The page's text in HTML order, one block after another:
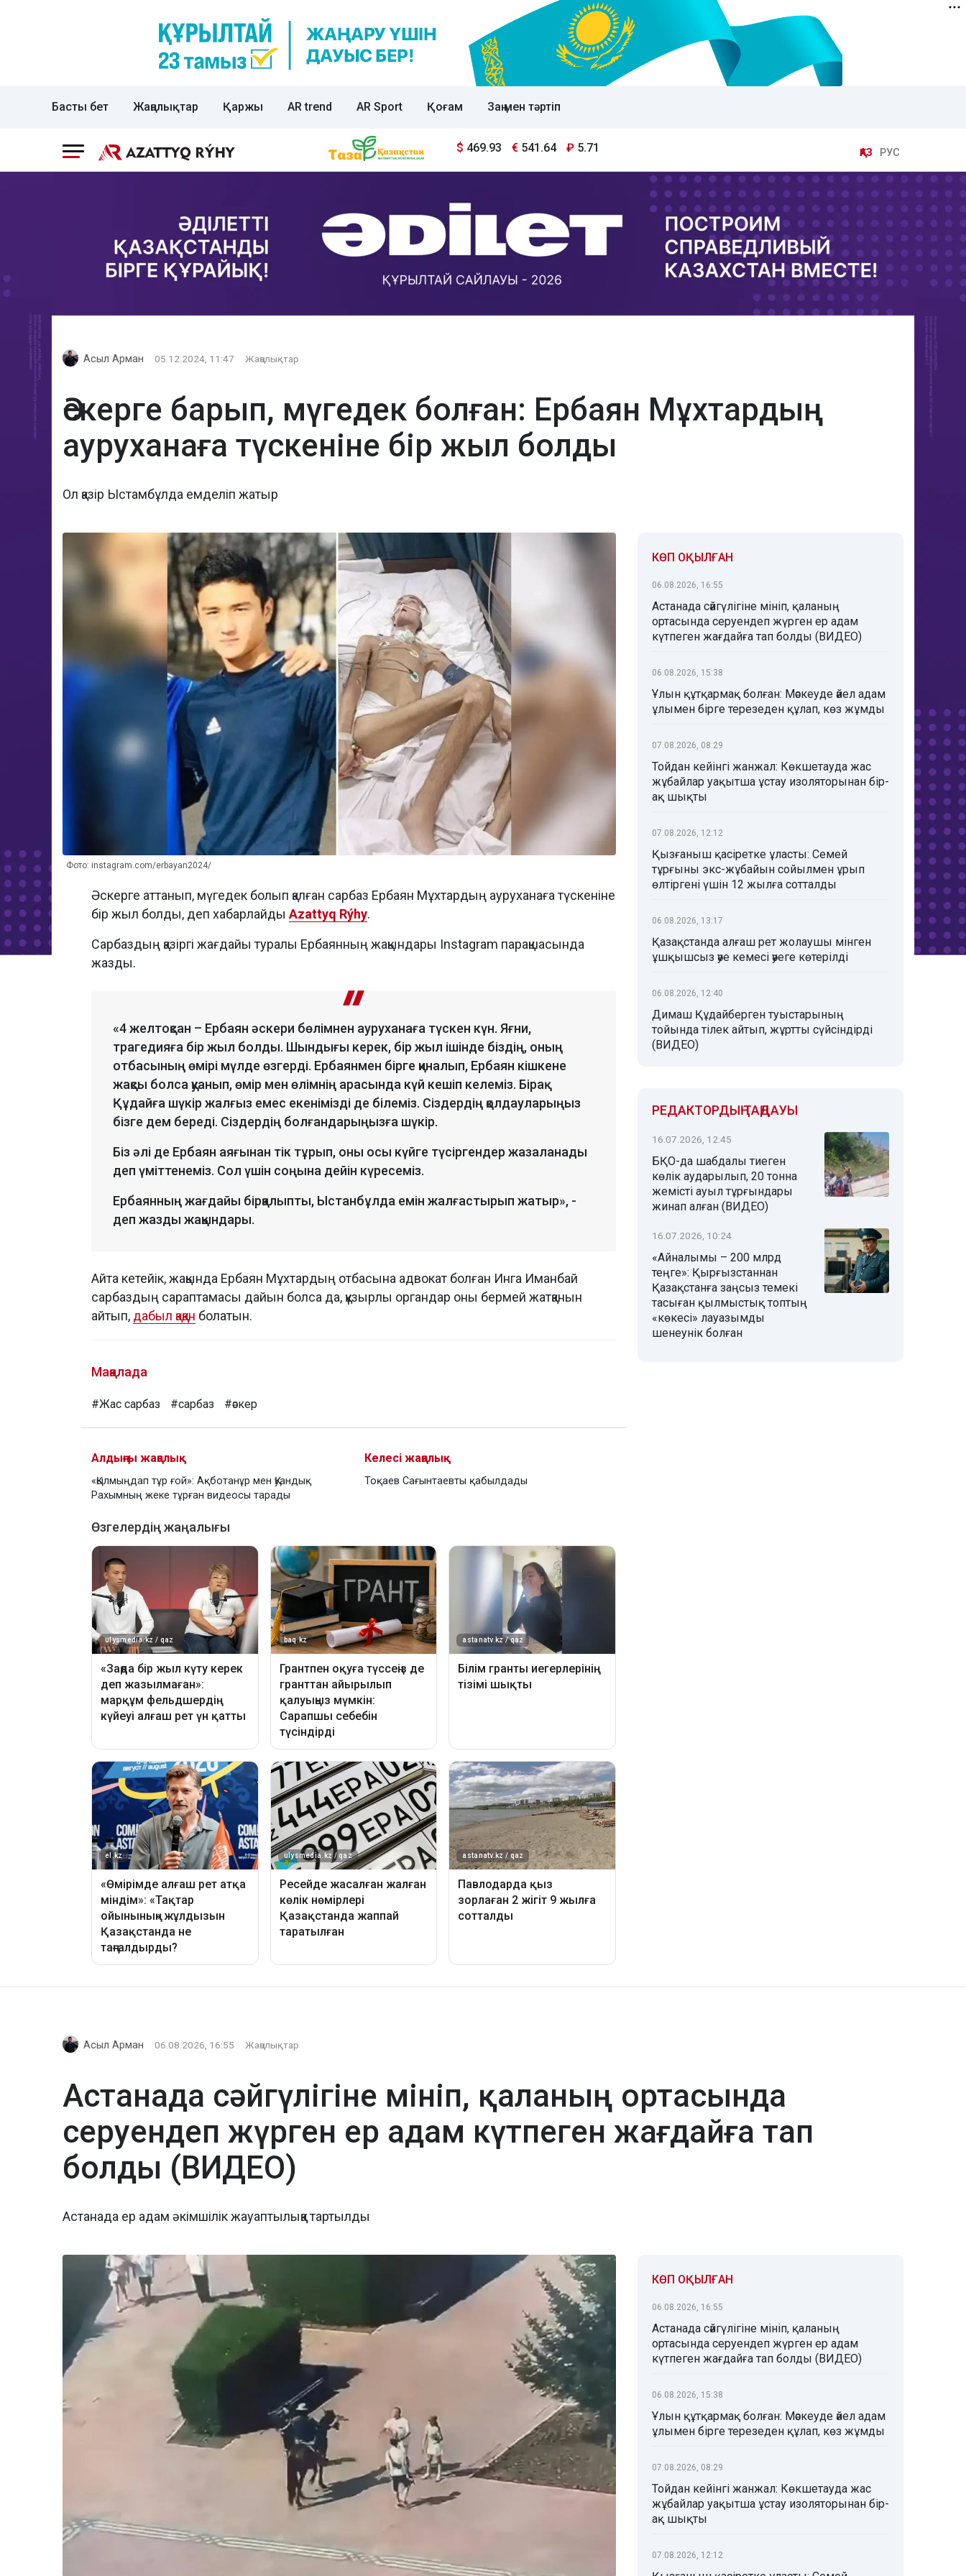
Басты бет Жаңалықтар Қаржы AR trend AR Sport Қоғам Заң мен тәртіп
$ 469.93 € 541.64 ₽ 5.71 ҚАЗ РУС
Асыл Арман 05.12.2024, 11:47 Жаңалықтар
Әскерге барып, мүгедек болған: Ербаян Мұхтардың
ауруханаға түскеніне бір жыл болды
Ол қазір Ыстамбұлда емделіп жатыр
Фото: instagram.com/erbayan2024/
Әскерге аттанып, мүгедек болып қалған сарбаз Ербаян Мұхтардың ауруханаға түскеніне
бір жыл болды, деп хабарлайды Azattyq Rýhy.
Сарбаздың қазіргі жағдайы туралы Ербаянның жақындары Instagram парақшасында
жазды.
«4 желтоқсан – Ербаян әскери бөлімнен ауруханаға түскен күн. Яғни,
трагедияға бір жыл болды. Шындығы керек, бір жыл ішінде біздің, оның
отбасының өмірі мүлде өзгерді. Ербаянмен бірге қиналып, Ербаян кішкене
жақсы болса қуанып, өмір мен өлімнің арасында күй кешіп келеміз. Бірақ
Құдайға шүкір жалғыз емес екенімізді де білеміз. Сіздердің қолдауларыңыз
бізге дем береді. Сіздердің болғандарыңызға шүкір.
Біз әлі де Ербаян аяғынан тік тұрып, оны осы күйге түсіргендер жазаланады
деп үміттенеміз. Сол үшін соңына дейін күресеміз.
Ербаянның жағдайы бірқалыпты, Ыстанбұлда емін жалғастырып жатыр», -
деп жазды жақындары.
Айта кетейік, жақында Ербаян Мұхтардың отбасына адвокат болған Инга Иманбай
сарбаздың сараптамасы дайын болса да, құзырлы органдар оны бермей жатқанын
айтып, дабыл қаққан болатын.
Мақалада
#Жас сарбаз #сарбаз #әскер
Алдыңғы жаңалық
«Қылмыңдап тұр ғой»: Ақботанұр мен Қуандық
Рахымның жеке тұрған видеосы тарады
Келесі жаңалық
Тоқаев Сағынтаевты қабылдады
КӨП ОҚЫЛҒАН
06.08.2026, 16:55
Астанада сәйгүлігіне мініп, қаланың
ортасында серуендеп жүрген ер адам
күтпеген жағдайға тап болды (ВИДЕО)
06.08.2026, 15:38
Ұлын құтқармақ болған: Мәскеуде әйел адам
ұлымен бірге терезеден құлап, көз жұмды
07.08.2026, 08:29
Тойдан кейінгі жанжал: Көкшетауда жас
жұбайлар уақытша ұстау изоляторынан бір-
ақ шықты
07.08.2026, 12:12
Қызғаныш қасіретке ұласты: Семей
тұрғыны экс-жұбайын сойылмен ұрып
өлтіргені үшін 12 жылға сотталды
06.08.2026, 13:17
Қазақстанда алғаш рет жолаушы мінген
ұшқышсыз әуе кемесі әуеге көтерілді
06.08.2026, 12:40
Димаш Құдайберген туыстарының
тойында тілек айтып, жұртты сүйсіндірді
(ВИДЕО)
РЕДАКТОРДЫҢ ТАҢДАУЫ
16.07.2026, 12:45
БҚО-да шабдалы тиеген
көлік аударылып, 20 тонна
жемісті ауыл тұрғындары
жинап алған (ВИДЕО)
16.07.2026, 10:24
«Айналымы – 200 млрд
теңге»: Қырғызстаннан
Қазақстанға заңсыз темекі
тасыған қылмыстық топтың
«көкесі» лауазымды
шенеунік болған
Асыл Арман 06.08.2026, 16:55 Жаңалықтар
Астанада сәйгүлігіне мініп, қаланың ортасында
серуендеп жүрген ер адам күтпеген жағдайға тап
болды (ВИДЕО)
Астанада ер адам әкімшілік жауаптылыққа тартылды
КӨП ОҚЫЛҒАН
06.08.2026, 16:55
Астанада сәйгүлігіне мініп, қаланың
ортасында серуендеп жүрген ер адам
күтпеген жағдайға тап болды (ВИДЕО)
06.08.2026, 15:38
Ұлын құтқармақ болған: Мәскеуде әйел адам
ұлымен бірге терезеден құлап, көз жұмды
07.08.2026, 08:29
Тойдан кейінгі жанжал: Көкшетауда жас
жұбайлар уақытша ұстау изоляторынан бір-
ақ шықты
07.08.2026, 12:12